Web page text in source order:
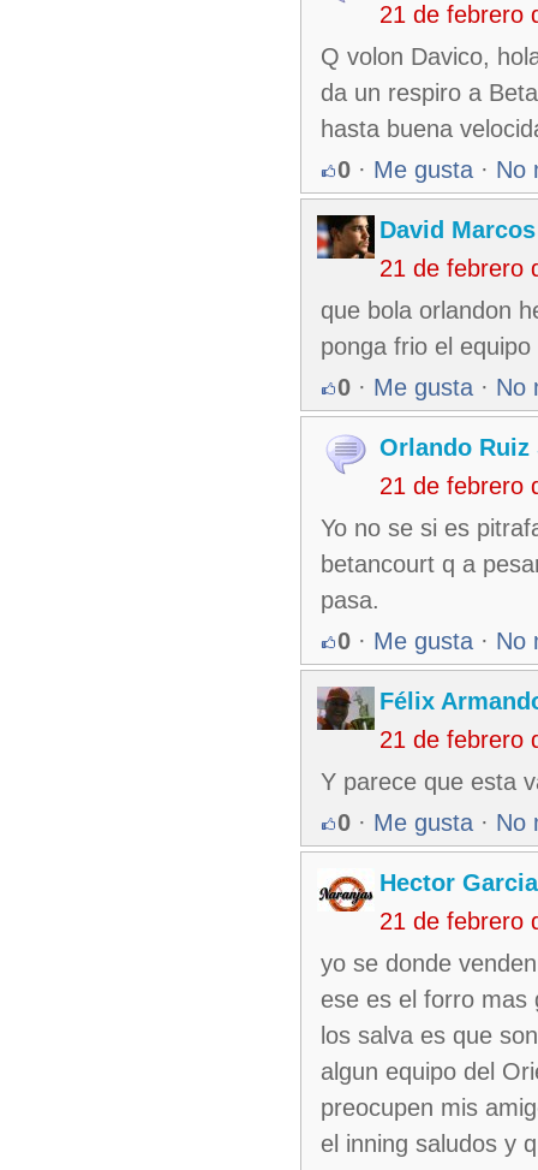
21 de febrero
Q volon Davico,
da un respiro a
hasta buena
0 · Me gusta · No
David Marcos
21 de febrero
que bola orlandon
ponga frio el
0 · Me gusta · No
Orlando Ruiz
21 de febrero
Yo no se si es
betancourt q a
pasa.
0 · Me gusta · No
Félix
21 de febrero
Y parece que esta
0 · Me gusta · No
Hector Garcia
21 de febrero
yo se donde
ese es el forro mas
los salva es que
algun equipo del
preocupen mis
el inning saludos y